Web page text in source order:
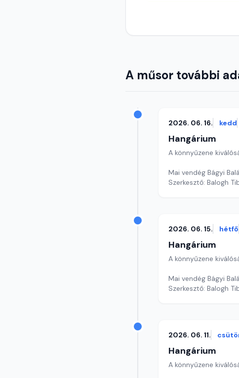
A műsor további
2026. 06. 16. kedd
Hangárium
A könnyűzene
Mai vendég Bágyi
Szerkesztő: Balogh
2026. 06. 15. hétfő
Hangárium
A könnyűzene
Mai vendég Bágyi
Szerkesztő: Balogh
2026. 06. 11.
Hangárium
A könnyűzene